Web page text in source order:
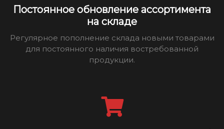
Постоянное обновление ассортимента
на складе
Регулярное пополнение склада новыми товарами
для постоянного наличия востребованной
продукции.